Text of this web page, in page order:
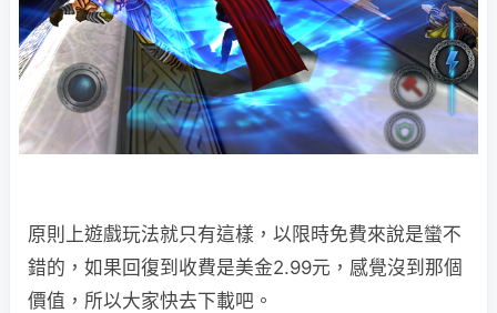
原則上遊戲玩法就只有這樣，以限時免費來說是蠻不
錯的，如果回復到收費是美金2.99元，感覺沒到那個
價值，所以大家快去下載吧。